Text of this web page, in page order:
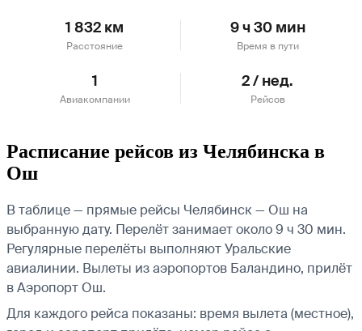
1 832 км
Расстояние
9 ч 30 мин
Время в пути
1
Авиакомпании
2 / нед.
Рейсов
Расписание рейсов из Челябинска в
Ош
В таблице — прямые рейсы Челябинск — Ош на
выбранную дату. Перелёт занимает около 9 ч 30 мин.
Регулярные перелёты выполняют Уральские
авиалинии. Вылеты из аэропортов Баландино, прилёт
в Аэропорт Ош.
Для каждого рейса показаны: время вылета (местное),